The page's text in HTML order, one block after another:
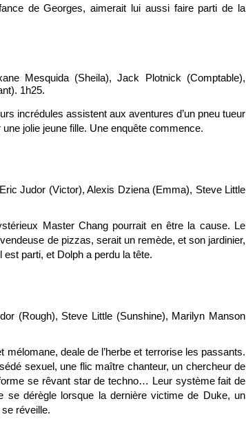
de Georges, aimerait lui aussi faire parti de la
Mesquida (Sheila), Jack Plotnick (Comptable),
1h25.
incrédules assistent aux aventures d’un pneu tueur
jolie jeune fille. Une enquête commence.
Judor (Victor), Alexis Dziena (Emma), Steve Little
Master Chang pourrait en être la cause. Le
de pizzas, serait un remède, et son jardinier,
parti, et Dolph a perdu la tête.
(Rough), Steve Little (Sunshine), Marilyn Manson
mélomane, deale de l’herbe et terrorise les passants.
sexuel, une flic maître chanteur, un chercheur de
se rêvant star de techno… Leur système fait de
se dérègle lorsque la dernière victime de Duke, un
réveille.